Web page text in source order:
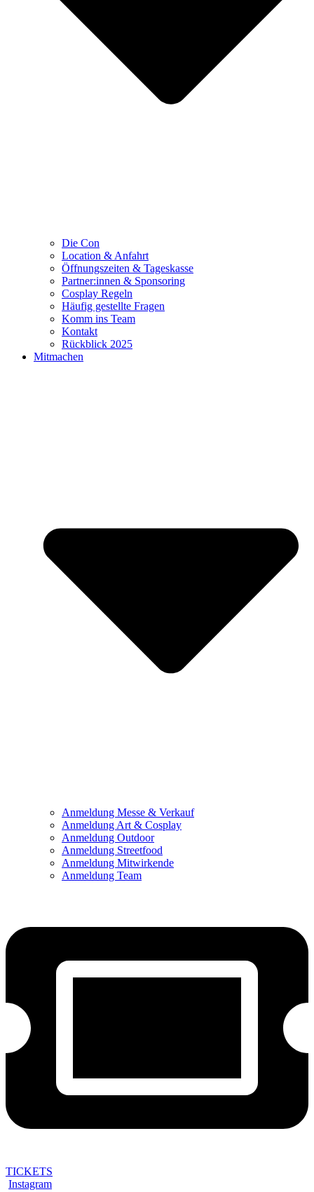
Die Con
Location & Anfahrt
Öffnungszeiten & Tageskasse
Partner:innen & Sponsoring
Cosplay Regeln
Häufig gestellte Fragen
Komm ins Team
Kontakt
Rückblick 2025
Mitmachen
Anmeldung Messe & Verkauf
Anmeldung Art & Cosplay
Anmeldung Outdoor
Anmeldung Streetfood
Anmeldung Mitwirkende
Anmeldung Team
TICKETS
Instagram